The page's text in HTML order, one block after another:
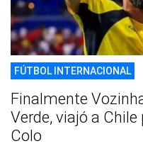
FÚTBOL INTERNACIONAL
Finalmente
Verde, viajó a
Colo